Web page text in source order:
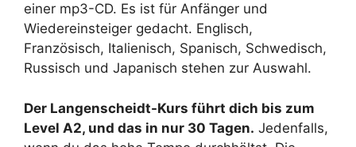
einer mp3-CD. Es ist für Anfänger und
Wiedereinsteiger gedacht. Englisch,
Französisch, Italienisch, Spanisch, Schwedisch,
Russisch und Japanisch stehen zur Auswahl.
Der Langenscheidt-Kurs führt dich bis zum
Level A2, und das in nur 30 Tagen. Jedenfalls,